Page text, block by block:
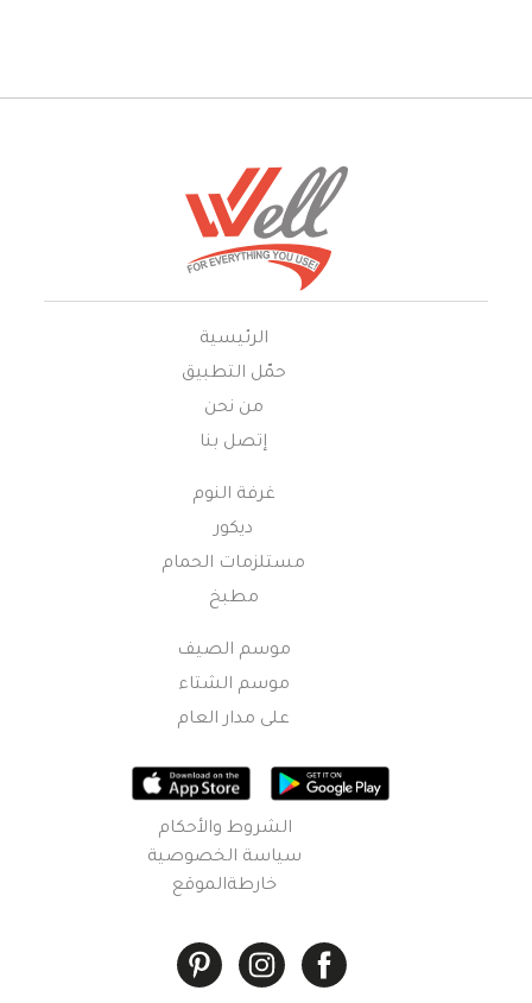
الرئيسية
حمّل التطبيق
من نحن
إتصل بنا
غرفة النوم
ديكور
مستلزمات الحمام
مطبخ
موسم الصيف
موسم الشتاء
على مدار العام
الشروط والأحكام
سياسة الخصوصية
خارطةالموقع